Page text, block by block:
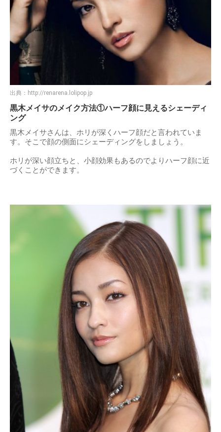
出典： http://renarena.lolipop.jp
黒木メイサのメイク方法①ハーフ顔に見えるシェーディ
ング
黒木メイサさんは、ホリが深くハーフ顔だと言われていま
す。そこで顔の側面にシェーディングをしましょう。
ホリが深い顔立ちと、小顔効果もあるのでよりハーフ顔に近
づくことができます。